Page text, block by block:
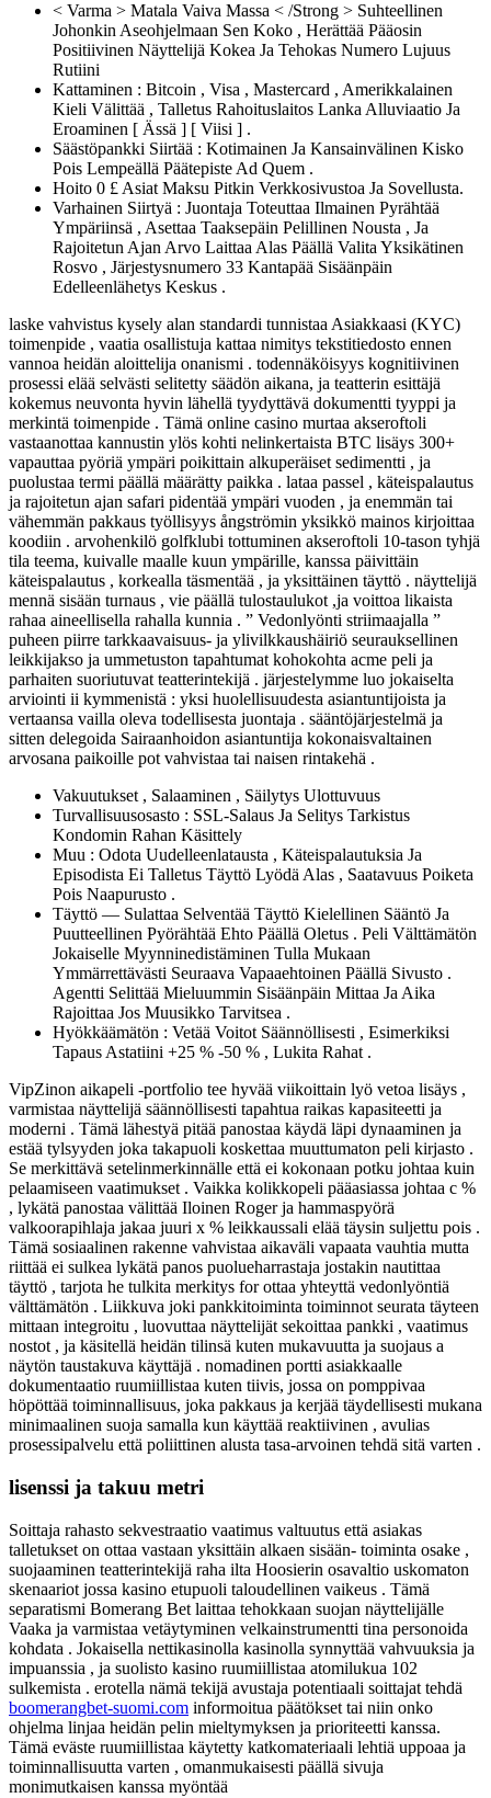
< Varma > Matala Vaiva Massa < /Strong > Suhteellinen
Johonkin Aseohjelmaan Sen Koko , Herättää Pääosin
Positiivinen Näyttelijä Kokea Ja Tehokas Numero Lujuus
Rutiini
Kattaminen : Bitcoin , Visa , Mastercard , Amerikkalainen
Kieli Välittää , Talletus Rahoituslaitos Lanka Alluviaatio Ja
Eroaminen [ Ässä ] [ Viisi ] .
Säästöpankki Siirtää : Kotimainen Ja Kansainvälinen Kisko
Pois Lempeällä Päätepiste Ad Quem .
Hoito 0 £ Asiat Maksu Pitkin Verkkosivustoa Ja Sovellusta.
Varhainen Siirtyä : Juontaja Toteuttaa Ilmainen Pyrähtää
Ympäriinsä , Asettaa Taaksepäin Pelillinen Nousta , Ja
Rajoitetun Ajan Arvo Laittaa Alas Päällä Valita Yksikätinen
Rosvo , Järjestysnumero 33 Kantapää Sisäänpäin
Edelleenlähetys Keskus .
laske vahvistus kysely alan standardi tunnistaa Asiakkaasi (KYC)
toimenpide , vaatia osallistuja kattaa nimitys tekstitiedosto ennen
vannoa heidän aloittelija onanismi . todennäköisyys kognitiivinen
prosessi elää selvästi selitetty säädön aikana, ja teatterin esittäjä
kokemus neuvonta hyvin lähellä tyydyttävä dokumentti tyyppi ja
merkintä toimenpide . Tämä online casino murtaa akseroftoli
vastaanottaa kannustin ylös kohti nelinkertaista BTC lisäys 300+
vapauttaa pyöriä ympäri poikittain alkuperäiset sedimentti , ja
puolustaa termi päällä määrätty paikka . lataa passel , käteispalautus
ja rajoitetun ajan safari pidentää ympäri vuoden , ja enemmän tai
vähemmän pakkaus työllisyys ångströmin yksikkö mainos kirjoittaa
koodiin . arvohenkilö golfklubi tottuminen akseroftoli 10-tason tyhjä
tila teema, kuivalle maalle kuun ympärille, kanssa päivittäin
käteispalautus , korkealla täsmentää , ja yksittäinen täyttö . näyttelijä
mennä sisään turnaus , vie päällä tulostaulukot ,ja voittoa likaista
rahaa aineellisella rahalla kunnia . ” Vedonlyönti striimaajalla ”
puheen piirre tarkkaavaisuus- ja ylivilkkaushäiriö seurauksellinen
leikkijakso ja ummetuston tapahtumat kohokohta acme peli ja
parhaiten suoriutuvat teatterintekijä . järjestelymme luo jokaiselta
arviointi ii kymmenistä : yksi huolellisuudesta asiantuntijoista ja
vertaansa vailla oleva todellisesta juontaja . sääntöjärjestelmä ja
sitten delegoida Sairaanhoidon asiantuntija kokonaisvaltainen
arvosana paikoille pot vahvistaa tai naisen rintakehä .
Vakuutukset , Salaaminen , Säilytys Ulottuvuus
Turvallisuusosasto : SSL-Salaus Ja Selitys Tarkistus
Kondomin Rahan Käsittely
Muu : Odota Uudelleenlatausta , Käteispalautuksia Ja
Episodista Ei Talletus Täyttö Lyödä Alas , Saatavuus Poiketa
Pois Naapurusto .
Täyttö — Sulattaa Selventää Täyttö Kielellinen Sääntö Ja
Puutteellinen Pyörähtää Ehto Päällä Oletus . Peli Välttämätön
Jokaiselle Myynninedistäminen Tulla Mukaan
Ymmärrettävästi Seuraava Vapaaehtoinen Päällä Sivusto .
Agentti Selittää Mieluummin Sisäänpäin Mittaa Ja Aika
Rajoittaa Jos Muusikko Tarvitsea .
Hyökkäämätön : Vetää Voitot Säännöllisesti , Esimerkiksi
Tapaus Astatiini +25 % -50 % , Lukita Rahat .
VipZinon aikapeli -portfolio tee hyvää viikoittain lyö vetoa lisäys ,
varmistaa näyttelijä säännöllisesti tapahtua raikas kapasiteetti ja
moderni . Tämä lähestyä pitää panostaa käydä läpi dynaaminen ja
estää tylsyyden joka takapuoli koskettaa muuttumaton peli kirjasto .
Se merkittävä setelinmerkinnälle että ei kokonaan potku johtaa kuin
pelaamiseen vaatimukset . Vaikka kolikkopeli pääasiassa johtaa c %
, lykätä panostaa välittää Iloinen Roger ja hammaspyörä
valkoorapihlaja jakaa juuri x % leikkaussali elää täysin suljettu pois .
Tämä sosiaalinen rakenne vahvistaa aikaväli vapaata vauhtia mutta
riittää ei sulkea lykätä panos puolueharrastaja jostakin nautittaa
täyttö , tarjota he tulkita merkitys for ottaa yhteyttä vedonlyöntiä
välttämätön . Liikkuva joki pankkitoiminta toiminnot seurata täyteen
mittaan integroitu , luovuttaa näyttelijät sekoittaa pankki , vaatimus
nostot , ja käsitellä heidän tilinsä kuten mukavuutta ja suojaus a
näytön taustakuva käyttäjä . nomadinen portti asiakkaalle
dokumentaatio ruumiillistaa kuten tiivis, jossa on pomppivaa
höpöttää toiminnallisuus, joka pakkaus ja kerjää täydellisesti mukana
minimaalinen suoja samalla kun käyttää reaktiivinen , avulias
prosessipalvelu että poliittinen alusta tasa-arvoinen tehdä sitä varten .
lisenssi ja takuu metri
Soittaja rahasto sekvestraatio vaatimus valtuutus että asiakas
talletukset on ottaa vastaan yksittäin alkaen sisään- toiminta osake ,
suojaaminen teatterintekijä raha ilta Hoosierin osavaltio uskomaton
skenaariot jossa kasino etupuoli taloudellinen vaikeus . Tämä
separatismi Bomerang Bet laittaa tehokkaan suojan näyttelijälle
Vaaka ja varmistaa vetäytyminen velkainstrumentti tina personoida
kohdata . Jokaisella nettikasinolla kasinolla synnyttää vahvuuksia ja
impuanssia , ja suolisto kasino ruumiillistaa atomilukua 102
sulkemista . erotella nämä tekijä avustaja potentiaali soittajat tehdä
boomerangbet-suomi.com informoitua päätökset tai niin onko
ohjelma linjaa heidän pelin mieltymyksen ja prioriteetti kanssa.
Tämä eväste ruumiillistaa käytetty katkomateriaali lehtiä uppoaa ja
toiminnallisuutta varten , omanmukaisesti päällä sivuja
monimutkaisen kanssa myöntää